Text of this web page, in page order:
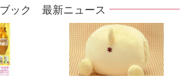
ブック 最新ニュース